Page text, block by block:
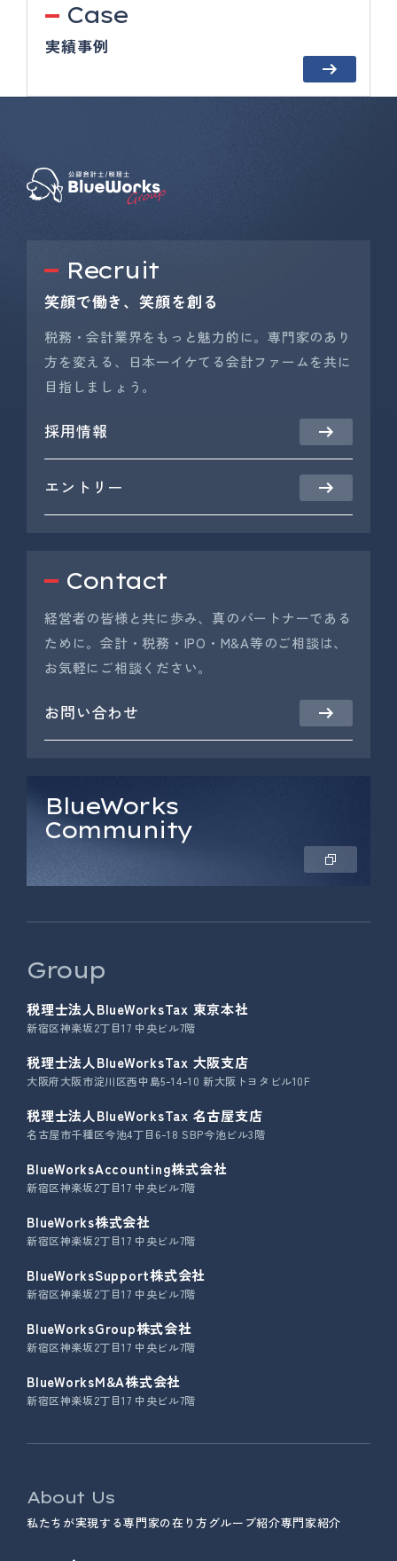
Case
実績事例
Recruit
笑顔で働き、笑顔を創る
税務・会計業界をもっと魅力的に。専門家のあり
方を変える、日本一イケてる会計ファームを共に
目指しましょう。
採用情報
エントリー
Contact
経営者の皆様と共に歩み、真のパートナーである
ために。会計・税務・IPO・M&A等のご相談は、
お気軽にご相談ください。
お問い合わせ
BlueWorks
Community
Group
税理士法人BlueWorksTax 東京本社
新宿区神楽坂2丁目17 中央ビル7階
税理士法人BlueWorksTax 大阪支店
大阪府大阪市淀川区西中島5-14-10 新大阪トヨタビル10F
税理士法人BlueWorksTax 名古屋支店
名古屋市千種区今池4丁目6-18 SBP今池ビル3階
BlueWorksAccounting株式会社
新宿区神楽坂2丁目17 中央ビル7階
BlueWorks株式会社
新宿区神楽坂2丁目17 中央ビル7階
BlueWorksSupport株式会社
新宿区神楽坂2丁目17 中央ビル7階
BlueWorksGroup株式会社
新宿区神楽坂2丁目17 中央ビル7階
BlueWorksM&A株式会社
新宿区神楽坂2丁目17 中央ビル7階
About Us
私たちが実現する専門家の在り方 グループ紹介専門家紹介